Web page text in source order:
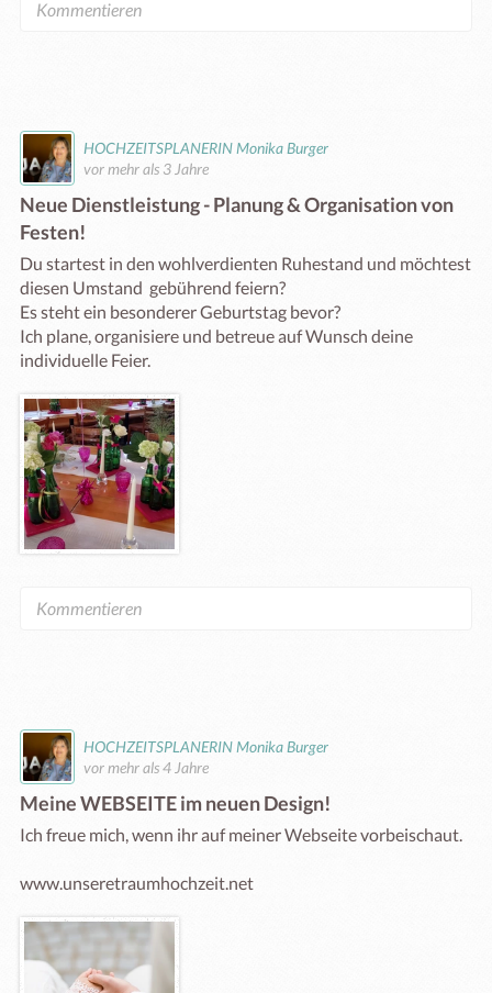
HOCHZEITSPLANERIN Monika Burger
vor mehr als 3 Jahre
Neue Dienstleistung - Planung & Organisation von
Festen!
Du startest in den wohlverdienten Ruhestand und möchtest
diesen Umstand  gebührend feiern?
Es steht ein besonderer Geburtstag bevor?
Ich plane, organisiere und betreue auf Wunsch deine
individuelle Feier.
HOCHZEITSPLANERIN Monika Burger
vor mehr als 4 Jahre
Meine WEBSEITE im neuen Design!
Ich freue mich, wenn ihr auf meiner Webseite vorbeischaut.
www.unseretraumhochzeit.net